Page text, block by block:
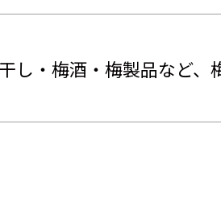
し・梅酒・梅製品など、